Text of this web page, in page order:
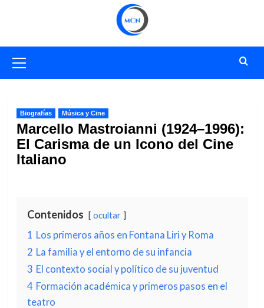
primario
Biografías Música y Cine
Marcello Mastroianni (1924–1996):
El Carisma de un Icono del Cine
Italiano
Contenidos ocultar
1 Los primeros años en Fontana Liri y Roma
2 La familia y el entorno de su infancia
3 El contexto social y político de su juventud
4 Formación académica y primeros pasos en el
teatro